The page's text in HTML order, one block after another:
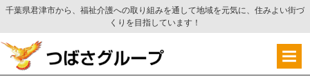
千葉県君津市から、福祉介護への取り組みを通して地域を元気に、住みよい街づ
くりを目指しています！